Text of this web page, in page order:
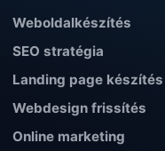
Weboldalkészítés
SEO stratégia
Landing page készítés
Webdesign frissítés
Online marketing